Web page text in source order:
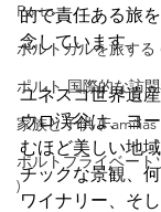
Porto
ポルトガルを旅する
ポルト 国際的な訪
家族と子供
ポルトプライベー
)
的で責任ある旅
念しています。
ユネスコ世界遺
ウロ渓谷は、ヨ
むほど美しい地
チックな景観、
ワイナリー、そ